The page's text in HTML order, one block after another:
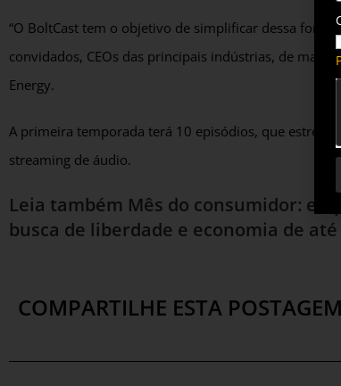
“O BoltCast tem o objetivo de simplificar dessa
convidados, CEOs das principais indústrias, de
Energy.
A primeira temporada terá 10 episódios, que
streaming de áudio.
Leia também Mês do consumidor:
busca de liberdade e economia de até
COMPARTILHE ESTA POSTAGEM